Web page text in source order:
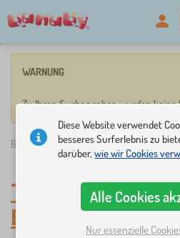
WARNUNG
Zu Ihren Suchangaben wurden
Banaby.de »Babyausstattung/
Tücher a Schals
Babymode
Diese Website verwendet
besseres Surferlebnis zu
darüber,wie wir Cookies
Alle Cookies
Nur essenzielle